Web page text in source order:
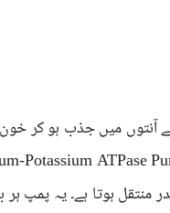
آنتوں میں جذب ہو کر